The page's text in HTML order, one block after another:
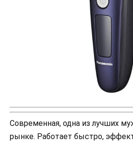
Современная, одна из лучших
рынке. Работает быстро,